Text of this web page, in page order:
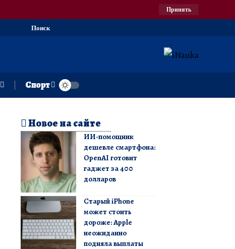
Принять
Поиск
Спорт
Новое на сайте
ИИ-помощник
дешевле смартфона:
OpenAI готовит
гаджет за 400
долларов
Старый iPhone
может стоить
дороже: Apple
неожиданно
подняла выплаты